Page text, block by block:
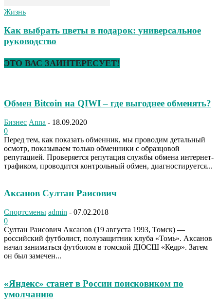
Жизнь
Как выбрать цветы в подарок: универсальное
руководство
ЭТО ВАС ЗАИНТЕРЕСУЕТ!
Обмен Bitcoin на QIWI – где выгоднее обменять?
Бизнес Anna - 18.09.2020
0
Перед тем, как показать обменник, мы проводим детальный
осмотр, показываем только обменники с образцовой
репутацией. Проверяется репутация службы обмена интернет-
трафиком, проводится контрольный обмен, диагностируется...
Аксанов Султан Раисович
Спортсмены admin - 07.02.2018
0
Султан Раисович Аксанов (19 августа 1993, Томск) —
российский футболист, полузащитник клуба «Томь». Аксанов
начал заниматься футболом в томской ДЮСШ «Кедр». Затем
он был замечен...
«Яндекс» станет в России поисковиком по
умолчанию